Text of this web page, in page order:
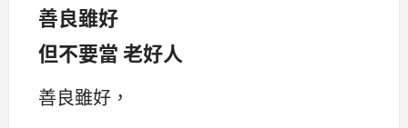
善良雖好
但不要當 老好人
善良雖好，